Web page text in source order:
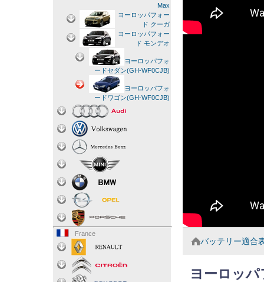
バッテリー適合
ヨーロッ
Max
ヨーロッパフォー
ド クーガ
ヨーロッパフォー
ド モンデオ
ヨーロッパフォ
ードセダン(GH-WF0CJB)
ヨーロッパフォ
ードワゴン(GH-WF0CJB)
France